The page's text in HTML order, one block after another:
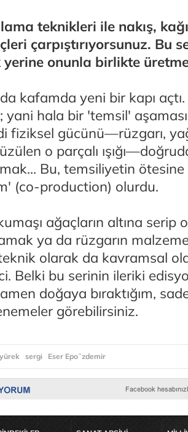
teknikleri ile nakış,
çarpıştırıyorsunuz. Bu
yerine onunla birlikte
kafamda yeni bir kapı
yani hala bir 'temsil'
fiziksel gücünü—rüzgarı,
o parçalı
Bu, temsiliyetin
(co-production) olurdu.
ağaçların altına serip
ya da rüzgarın
olarak da kavramsal
Belki bu serinin ileriki
doğaya bıraktığım,
görebilirsiniz.
sergi Eser Epo¨zdemir